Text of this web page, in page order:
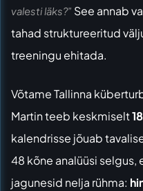
valesti läks?” See annab
tahad struktureeritud
treeningu ehitada.
Võtame Tallinna
Martin teeb keskmiselt
kalendrisse jõuab
48 kõne analüüsi
jagunesid nelja rühma: